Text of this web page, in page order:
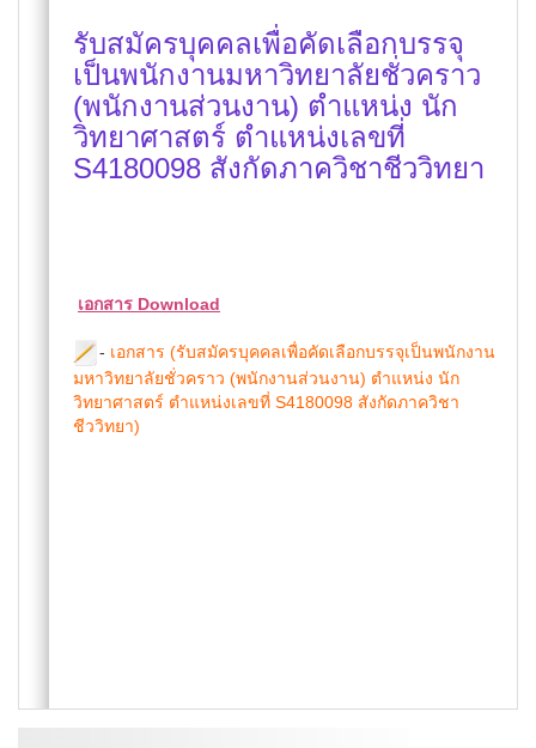
รับสมัครบุคคลเพื่อคัดเลือกบรรจุ
เป็นพนักงานมหาวิทยาลัยชั่วคราว
(พนักงานส่วนงาน) ตำแหน่ง นัก
วิทยาศาสตร์ ตำแหน่งเลขที่
S4180098 สังกัดภาควิชาชีววิทยา
เอกสาร Download
- เอกสาร (รับสมัครบุคคลเพื่อคัดเลือกบรรจุเป็นพนักงาน
มหาวิทยาลัยชั่วคราว (พนักงานส่วนงาน) ตำแหน่ง นัก
วิทยาศาสตร์ ตำแหน่งเลขที่ S4180098 สังกัดภาควิชา
ชีววิทยา)